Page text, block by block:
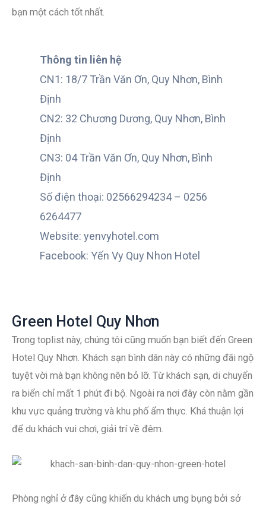
bạn một cách tốt nhất.
Thông tin liên hệ
CN1: 18/7 Trần Văn Ơn, Quy Nhơn, Bình
Định
CN2: 32 Chương Dương, Quy Nhơn, Bình
Định
CN3: 04 Trần Văn Ơn, Quy Nhơn, Bình
Định
Số điện thoại: 02566294234 – 0256
6264477
Website: yenvyhotel.com
Facebook: Yến Vy Quy Nhon Hotel
Green Hotel Quy Nhơn
Trong toplist này, chúng tôi cũng muốn bạn biết đến Green
Hotel Quy Nhơn. Khách sạn bình dân này có những đãi ngộ
tuyệt vời mà bạn không nên bỏ lỡ. Từ khách sạn, di chuyển
ra biển chỉ mất 1 phút đi bộ. Ngoài ra nơi đây còn nằm gần
khu vực quảng trường và khu phố ẩm thực. Khá thuận lợi
để du khách vui chơi, giải trí về đêm.
Phòng nghỉ ở đây cũng khiến du khách ưng bụng bởi sở